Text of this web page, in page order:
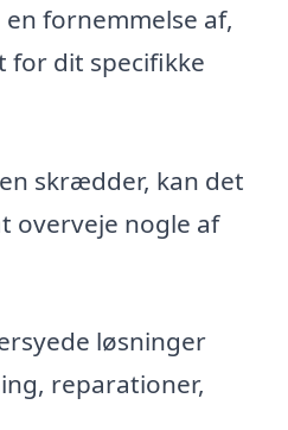
fornemmelse af,
for dit specifikke
skrædder, kan det
overveje nogle af
løsninger
reparationer,